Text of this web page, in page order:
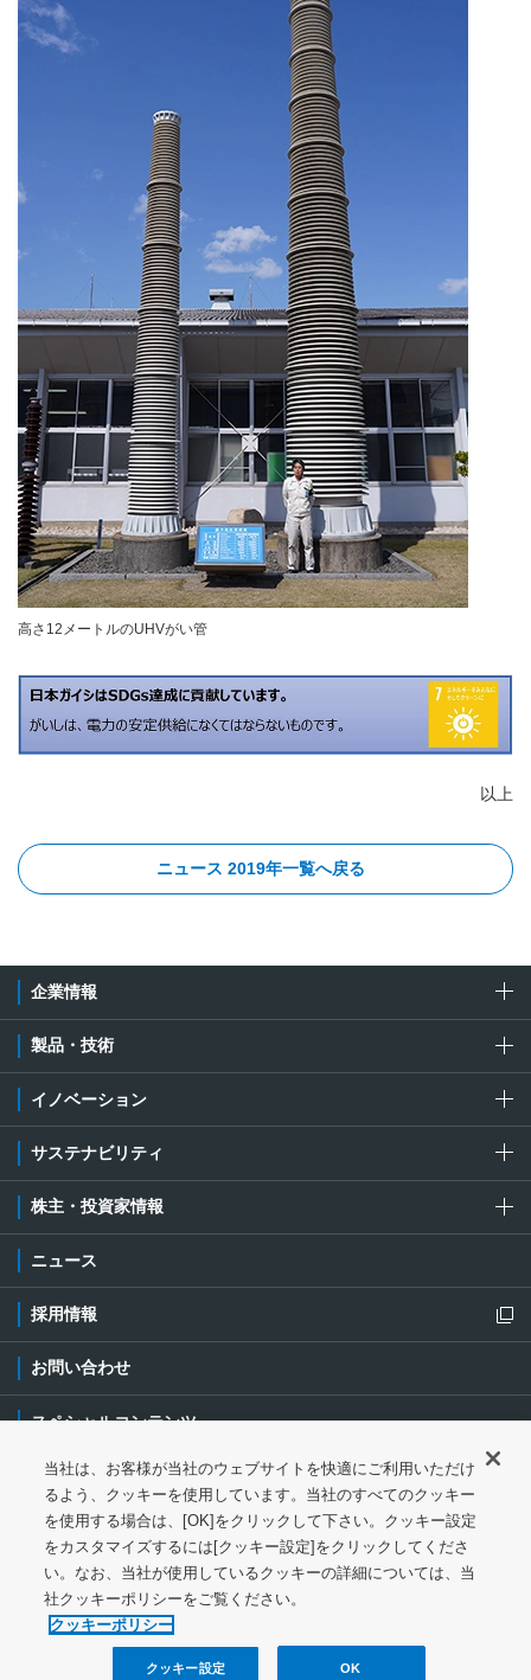
高さ12メートルのUHVがい管
以上
ニュース 2019年一覧へ戻る
企業情報
製品・技術
イノベーション
サステナビリティ
株主・投資家情報
ニュース
採用情報
新規ウィンドウを開きます
お問い合わせ
スペシャルコンテンツ
ご利用条件・ご注意 プライバシーポリシー
新規ウィンドウを開き
ソーシャルメディアポリシー クッキーポリシー
特定個人情報等の基本方針 ウェブアクセシビリティ対応
サイトマップ
© 1997-2026 NGK Corporation
当社は、お客様が当社のウェブサイトを快適にご利用いただけ
るよう、クッキーを使用しています。当社のすべてのクッキー
を使用する場合は、[OK]をクリックして下さい。クッキー設定
をカスタマイズするには[クッキー設定]をクリックしてくださ
い。なお、当社が使用しているクッキーの詳細については、当
社クッキーポリシーをご覧ください。
クッキーポリシー
クッキー設定 OK